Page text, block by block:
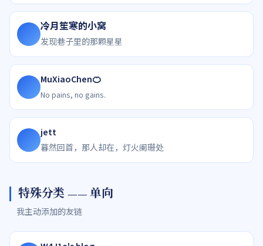
冷月笙寒的小窝
发现巷子里的那颗星星
MuXiaoChen🍊
No pains, no gains.
jett
暮然回首，那人却在，灯火阑珊处
特殊分类 —— 单向
我主动添加的友链